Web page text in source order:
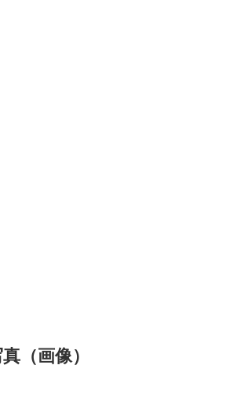
（画像）